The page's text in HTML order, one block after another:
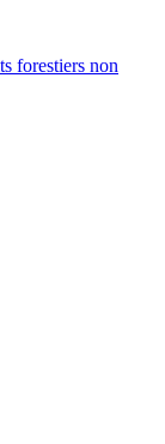
forestiers non